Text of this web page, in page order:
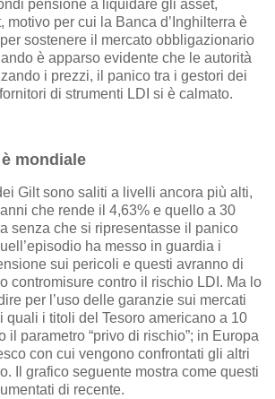
pensione a liquidare gli asset,
motivo per cui la Banca d’Inghilterra è
sostenere il mercato obbligazionario
è apparso evidente che le autorità
i prezzi, il panico tra i gestori dei
di strumenti LDI si è calmato.
mondiale
Gilt sono saliti a livelli ancora più alti,
che rende il 4,63% e quello a 30
senza che si ripresentasse il panico
ha messo in guardia i
sui pericoli e questi avranno di
contromisure contro il rischio LDI. Ma lo
per l’uso delle garanzie sui mercati
quali i titoli del Tesoro americano a 10
il parametro “privo di rischio”; in Europa
con cui vengono confrontati gli altri
Il grafico seguente mostra come questi
di recente.